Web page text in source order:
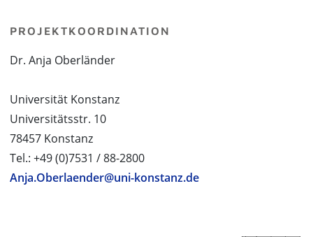
PROJEKTKOORDINATION
Dr. Anja Oberländer
Universität Konstanz
Universitätsstr. 10
78457 Konstanz
Tel.: +49 (0)7531 / 88-2800
Anja.Oberlaender@uni-konstanz.de